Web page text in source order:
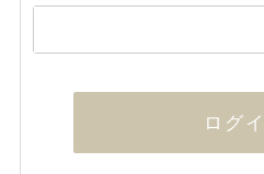
須)
ログ